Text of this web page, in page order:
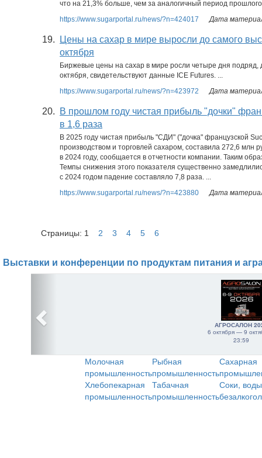
что на 21,3% больше, чем за аналогичный период
https://www.sugarportal.ru/news/?n=424017
Дата
19.
Цены на сахар в мире выросли до самого
октября
Биржевые цены на сахар в мире росли четыре дня подряд,
октября, свидетельствуют данные ICE Futures. ...
https://www.sugarportal.ru/news/?n=423972
Дата
20.
В прошлом году чистая прибыль "дочки"
в 1,6 раза
В 2025 году чистая прибыль "СДИ" ("дочка" французской
производством и торговлей сахаром, составила 272,6 млн
в 2024 году, сообщается в отчетности компании. Таким
Темпы снижения этого показателя существенно
с 2024 годом падение составляло 7,8 раза. ...
https://www.sugarportal.ru/news/?n=423880
Дата
Страницы: 1 2 3 4 5 6
Выставки и конференции по продуктам питания и
АГРОСАЛОН
6 октября — 9
23:59
Молочная
промышленность
Рыбная
промышленность
Сахарная
Хлебопекарная
промышленность
Табачная
промышленность
Соки,